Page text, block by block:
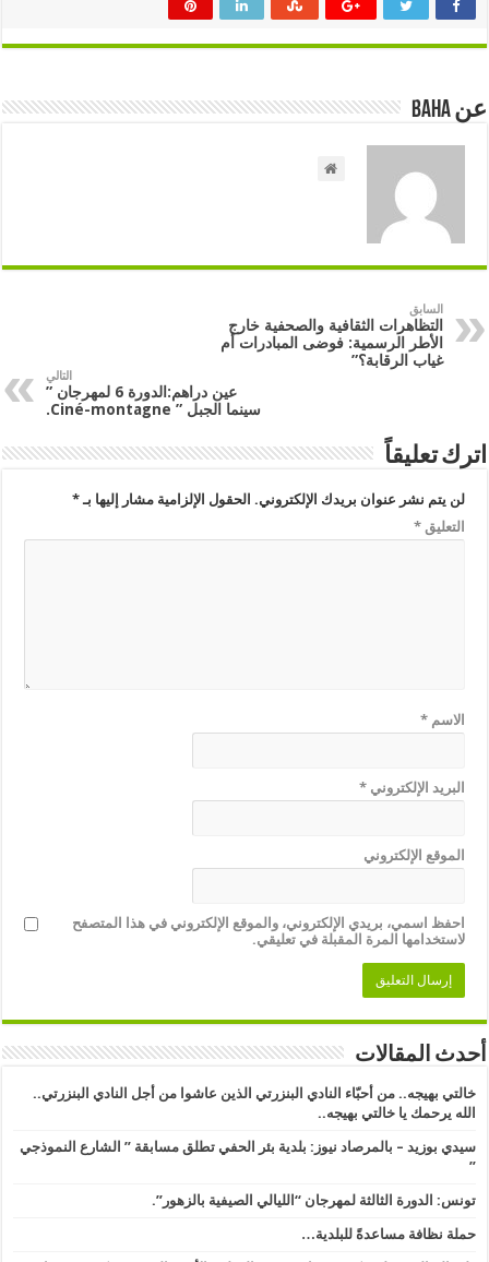
عن Baha
السابق
التظاهرات الثقافية والصحفية خارج
الأطر الرسمية: فوضى المبادرات أم
غياب الرقابة؟”
التالي
عين دراهم:الدورة 6 لمهرجان ”
سينما الجبل ” Ciné-montagne.
اترك تعليقاً
لن يتم نشر عنوان بريدك الإلكتروني. الحقول الإلزامية مشار إليها بـ*
التعليق*
الاسم*
البريد الإلكتروني*
الموقع الإلكتروني
احفظ اسمي، بريدي الإلكتروني، والموقع الإلكتروني في هذا المتصفح
لاستخدامها المرة المقبلة في تعليقي.
أحدث المقالات
خالتي بهيجه.. من أحبّاء النادي البنزرتي الذين عاشوا من أجل النادي البنزرتي..
الله يرحمك يا خالتي بهيجه..
سيدي بوزيد – بالمرصاد نيوز: بلدية بئر الحفي تطلق مسابقة ” الشارع النموذجي
” ​
تونس: الدورة الثالثة لمهرجان “الليالي الصيفية بالزهور”.
حملة نظافة مساعدةً للبلدية…